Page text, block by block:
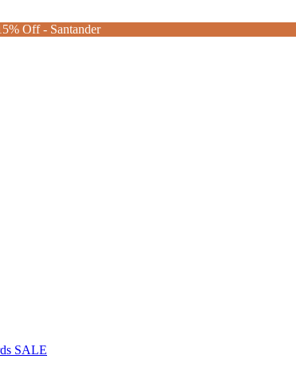
Off - Santander
SALE